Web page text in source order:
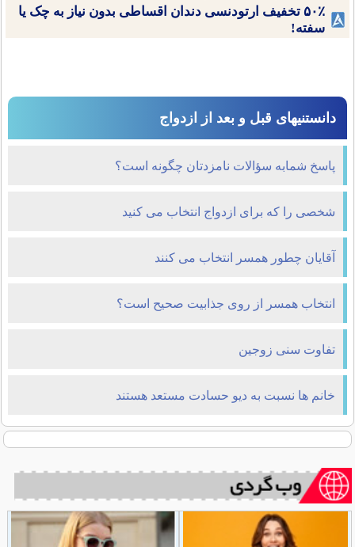
۵۰٪ تخفیف ارتودنسی دندان اقساطی بدون نیاز به چک یا
سفته!
دانستنیهای قبل و بعد از ازدواج
پاسخ شمابه سؤالات نامزدتان چگونه است؟
شخصی را که برای ازدواج انتخاب می کنيد
آقایان چطور همسر انتخاب می کنند
انتخاب همسر از روی جذابیت صحیح است؟
تفاوت سنی زوجین
خانم ها نسبت به ديو حسادت مستعد هستند